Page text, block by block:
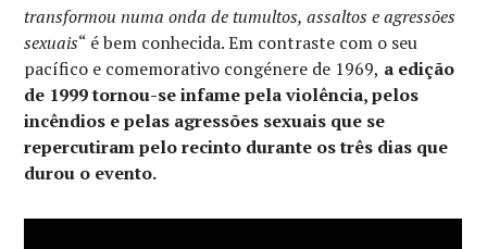
transformou numa onda de tumultos, assaltos e agressões
sexuais“ é bem conhecida. Em contraste com o seu
pacífico e comemorativo congénere de 1969, a edição
de 1999 tornou-se infame pela violência, pelos
incêndios e pelas agressões sexuais que se
repercutiram pelo recinto durante os três dias que
durou o evento.